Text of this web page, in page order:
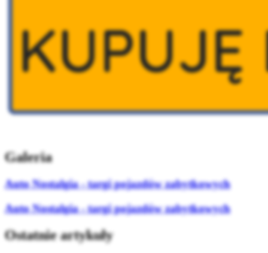
Galeria
Auto Nostalgia - targi pojazdów zabytkowych
Auto Nostalgia - targi pojazdów zabytkowych
Ostatnie artykuły